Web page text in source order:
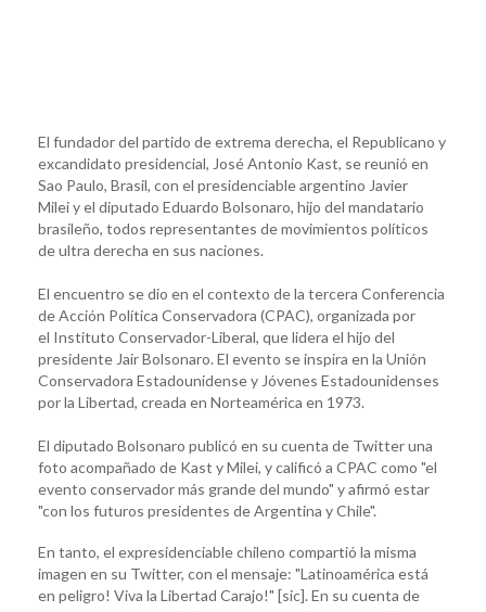
El fundador del partido de extrema derecha, el Republicano y
excandidato presidencial, José Antonio Kast, se reunió en
Sao Paulo, Brasil, con el presidenciable argentino Javier
Milei y el diputado Eduardo Bolsonaro, hijo del mandatario
brasileño, todos representantes de movimientos políticos
de ultra derecha en sus naciones.
El encuentro se dio en el contexto de la tercera Conferencia
de Acción Política Conservadora (CPAC), organizada por
el Instituto Conservador-Liberal, que lidera el hijo del
presidente Jair Bolsonaro. El evento se inspira en la Unión
Conservadora Estadounidense y Jóvenes Estadounidenses
por la Libertad, creada en Norteamérica en 1973.
El diputado Bolsonaro publicó en su cuenta de Twitter una
foto acompañado de Kast y Milei, y calificó a CPAC como "el
evento conservador más grande del mundo" y afirmó estar
"con los futuros presidentes de Argentina y Chile".
En tanto, el expresidenciable chileno compartió la misma
imagen en su Twitter, con el mensaje: "Latinoamérica está
en peligro! Viva la Libertad Carajo!" [sic]. En su cuenta de